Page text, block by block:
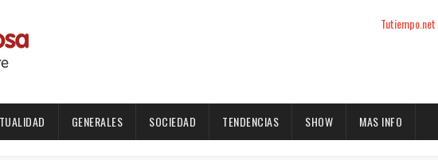
Tutiempo.net
GENERALES SOCIEDAD TENDENCIAS SHOW MAS INFO